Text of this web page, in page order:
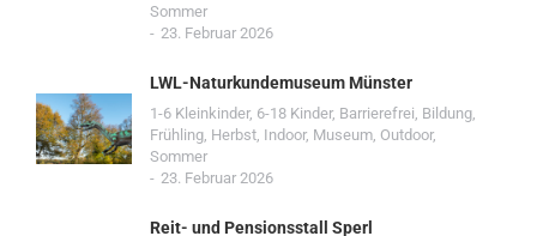
Sommer
23. Februar 2026
LWL-Naturkundemuseum Münster
1-6 Kleinkinder, 6-18 Kinder, Barrierefrei, Bildung,
Frühling, Herbst, Indoor, Museum, Outdoor,
Sommer
23. Februar 2026
Reit- und Pensionsstall Sperl